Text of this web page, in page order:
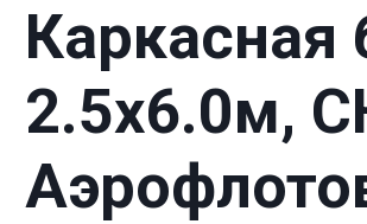
Каркасная
2.5х6.0м,